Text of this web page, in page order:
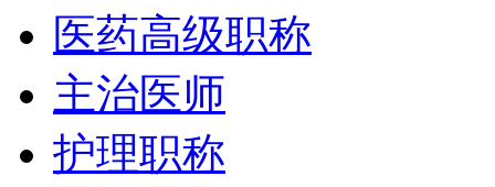
医药高级职称
主治医师
护理职称